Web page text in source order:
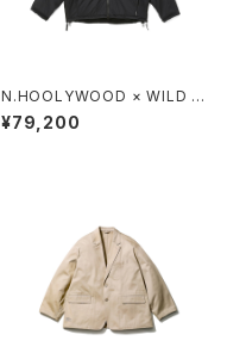
N.HOOLYWOOD × WILD T
HINGS REVERSIBLE OVERS
HIRT
¥79,200